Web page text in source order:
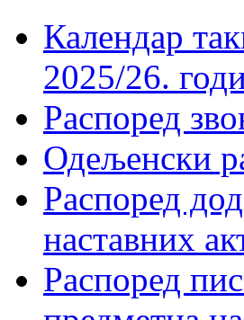
Календар
2025/26.
Распоред
Одељенски
Распоред
наставних
Распоред